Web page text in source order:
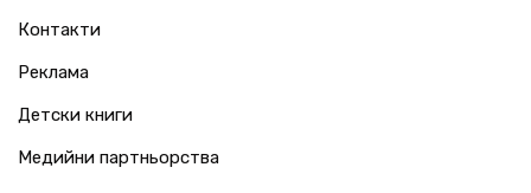
Контакти
Реклама
Детски книги
Медийни партньорства